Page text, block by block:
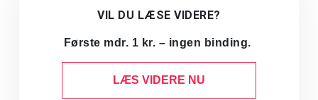
VIL DU LÆSE VIDERE?
Første mdr. 1 kr. – ingen binding.
LÆS VIDERE NU